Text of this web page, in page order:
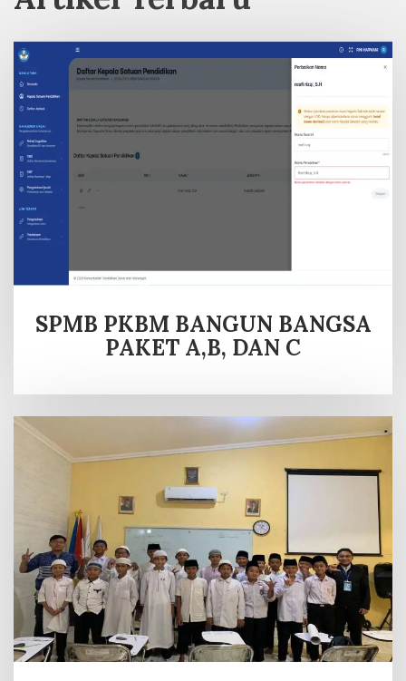
SPMB PKBM BANGUN BANGSA
PAKET A,B, DAN C